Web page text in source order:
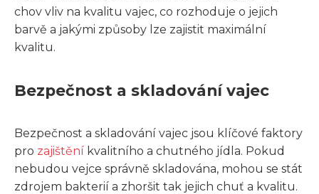
chov vliv na kvalitu vajec, co rozhoduje o jejich
barvě a jakými způsoby lze zajistit maximální
kvalitu.
Bezpečnost a skladování vajec
Bezpečnost a skladování vajec jsou klíčové faktory
pro zajištění kvalitního a chutného jídla. Pokud
nebudou vejce správně skladována, mohou se stát
zdrojem bakterií a zhoršit tak jejich chuť a kvalitu.